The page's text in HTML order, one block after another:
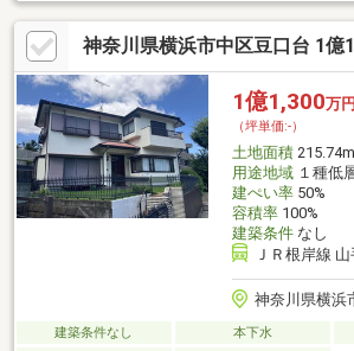
神奈川県横浜市中区豆口台 1億
1億1,300万円
（坪単価:-）
土地面積215.74m
用途地域１種低
建ぺい率50%
容積率100%
建築条件なし
ＪＲ根岸線
神奈川県横浜
建築条件なし 本下水